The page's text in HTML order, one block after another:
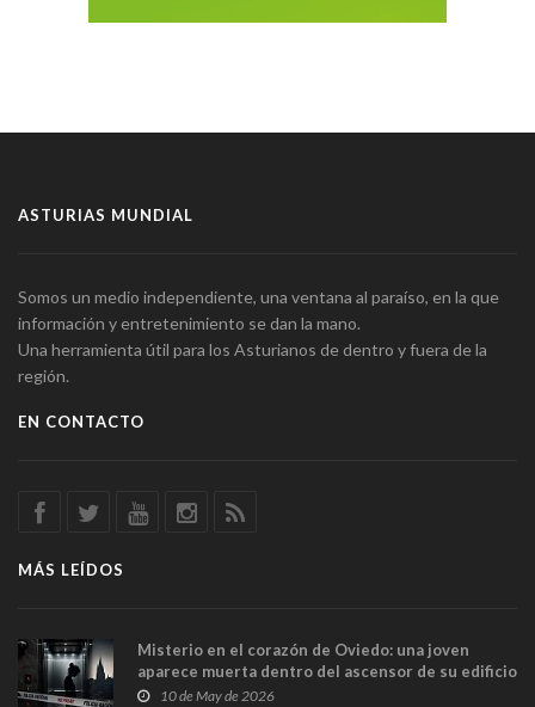
ASTURIAS MUNDIAL
Somos un medio independiente, una ventana al paraíso, en la que
información y entretenimiento se dan la mano.
Una herramienta útil para los Asturianos de dentro y fuera de la
región.
EN CONTACTO
MÁS LEÍDOS
Misterio en el corazón de Oviedo: una joven
aparece muerta dentro del ascensor de su edificio
y las cámaras captan sus últimos minutos
10 de May de 2026